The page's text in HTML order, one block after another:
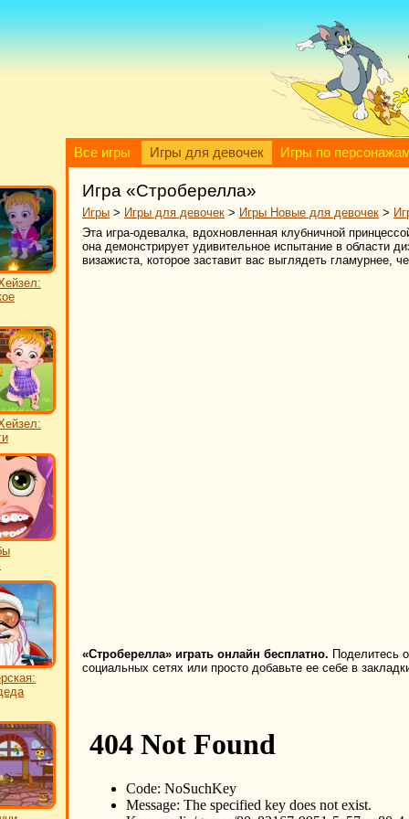
Все игры Игры для девочек Игры по
Игра «Строберелла»
Игры > Игры для девочек > Игры Новые для девочек >
Эта игра-одевалка, вдохновленная клубничной
она демонстрирует удивительное испытание в области
визажиста, которое заставит вас выглядеть гламурнее,
«Строберелла» играть онлайн бесплатно. Поделитесь
социальных сетях или просто добавьте ее себе в